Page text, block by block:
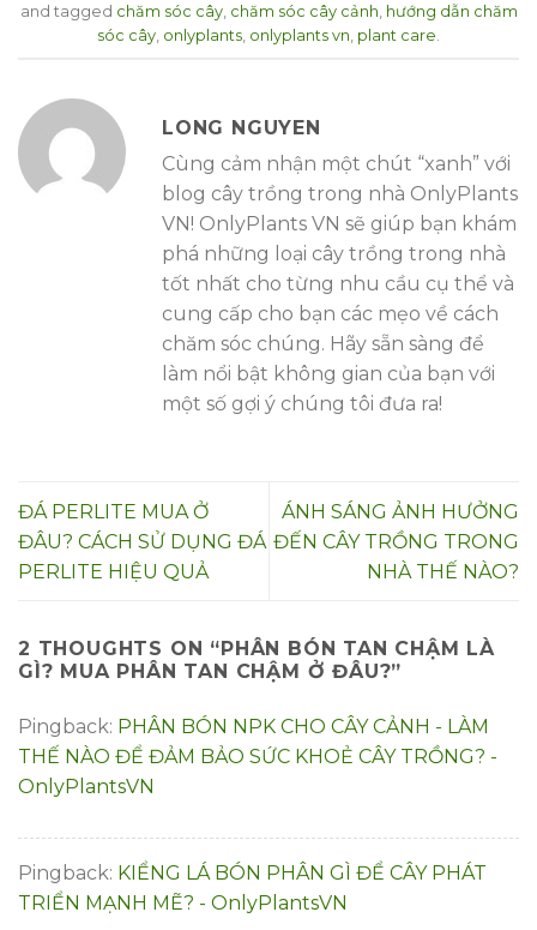
and tagged chăm sóc cây, chăm sóc cây cảnh hướng dẫn chăm
sóc cây onlyplants onlyplants vn plant care
LONG NGUYEN
Cùng cảm nhận một chút “xanh” với
blog cây trồng trong nhà OnlyPlants
VN! OnlyPlants VN sẽ giúp bạn khám
phá những loại cây trồng trong nhà
tốt nhất cho từng nhu cầu cụ thể và
cung cấp cho bạn các mẹo về cách
chăm sóc chúng. Hãy sẵn sàng để
làm nổi bật không gian của bạn với
một số gợi ý chúng tôi đưa ra!
ĐÁ PERLITE MUA Ở
ĐÂU? CÁCH SỬ DỤNG ĐÁ
PERLITE HIỆU QUẢ
ÁNH SÁNG ẢNH HƯỞNG
ĐẾN CÂY TRỒNG TRONG
NHÀ THẾ NÀO?
2 THOUGHTS ON “PHÂN BÓN TAN CHẬM LÀ
GÌ? MUA PHÂN TAN CHẬM Ở ĐÂU?”
Pingback: PHÂN BÓN NPK CHO CÂY CẢNH - LÀM
THẾ NÀO ĐỂ ĐẢM BẢO SỨC KHOẺ CÂY TRỒNG? -
OnlyPlantsVN
Pingback: KIỂNG LÁ BÓN PHÂN GÌ ĐỂ CÂY PHÁT
TRIỂN MẠNH MẼ? - OnlyPlantsVN